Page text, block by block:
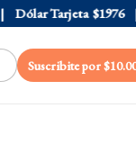
Dólar Tarjeta $1976
Suscribite por